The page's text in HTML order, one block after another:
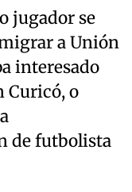
jugador se
a Unión
interesado
Curicó, o
de futbolista